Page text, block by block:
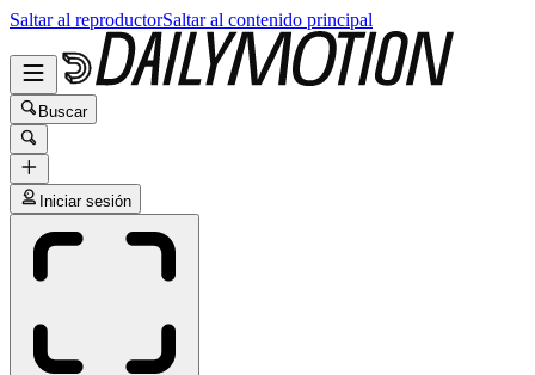
Saltar al reproductorSaltar al contenido principal
Buscar
Iniciar sesión